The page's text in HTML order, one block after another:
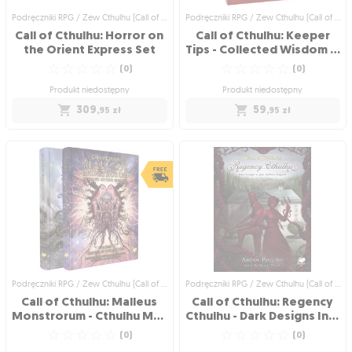
249,95 zł
79
Podręczniki RPG / Zew Cthulhu (Call of Cthulhu)
Call of Cthulhu: Horror on
the Orient Express Set
(0)
Produkt niedostępny
309,95 zł
Cthulhu)
Call of Cthulhu: Horror on
the Orient Express Set
Przerażanie w Orient Expresie!
☆
☆
☆
☆
☆ (0)
Produkt niedostępny
309,95 zł
Podręczniki RPG / Zew Cthulhu (Call of Cthulhu)
Call of Cthulhu: Keeper
Tips - Collected Wisdom on Running Games
(0)
Produkt niedostępny
59,95 zł
Cthulhu)
Call of Cthulhu: Keeper
Tips - Collected Wisdom
on Running Games
Zbiór porad i wskazówek do systemu
RPG Call of Cthulhu
☆
☆
☆
☆ (0)
Produkt niedostępny
59,95 zł
Podręczniki RPG / Zew Cthulhu (Call of Cthulhu)
Call of Cthulhu: Malleus
Monstrorum - Cthulhu Mythos Bestiary Set
(0)
Podręczniki RPG / Zew Cthulhu (Call of Cthulhu)
Call of Cthulhu: Regency
Cthulhu - Dark Designs In Jane Austen's England
(0)